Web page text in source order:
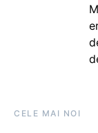
CELE MAI NOI